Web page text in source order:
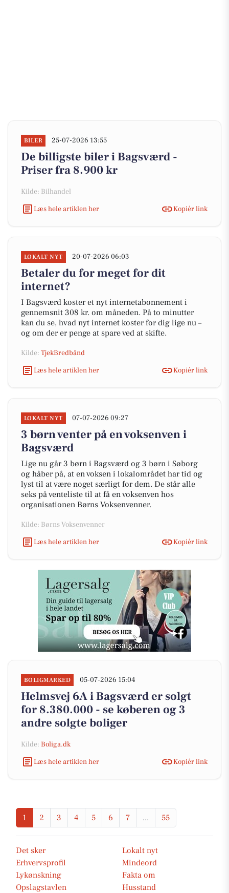
BILER 25-07-2026 13:55
De billigste biler i Bagsværd -
Priser fra 8.900 kr
Kilde: Bilhandel
Læs hele artiklen her
Kopiér link
LOKALT NYT 20-07-2026 06:03
Betaler du for meget for dit
internet?
I Bagsværd koster et nyt internetabonnement i
gennemsnit 308 kr. om måneden. På to minutter
kan du se, hvad nyt internet koster for dig lige nu –
og om der er penge at spare ved at skifte.
Kilde: TjekBredbånd
Læs hele artiklen her
Kopiér link
LOKALT NYT 07-07-2026 09:27
3 børn venter på en voksenven i
Bagsværd
Lige nu går 3 børn i Bagsværd og 3 børn i Søborg
og håber på, at en voksen i lokalområdet har tid og
lyst til at være noget særligt for dem. De står alle
seks på venteliste til at få en voksenven hos
organisationen Børns Voksenvenner.
Kilde: Børns Voksenvenner
Læs hele artiklen her
Kopiér link
BOLIGMARKED 05-07-2026 15:04
Helmsvej 6A i Bagsværd er solgt
for 8.380.000 - se køberen og 3
andre solgte boliger
Kilde: Boliga.dk
Læs hele artiklen her
Kopiér link
1 2 3 4 5 6 7 ... 55
Det sker
Lokalt nyt
Erhvervsprofil
Mindeord
Lykønskning
Fakta om
Opslagstavlen
Husstand